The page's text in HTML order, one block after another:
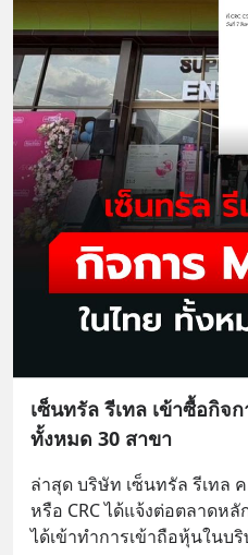
เซ็นทรัล รีเทล เข้าซื้อกิจ
ทั้งหมด 30 สาขา
ล่าสุด บริษัท เซ็นทรัล รีเทล
หรือ CRC ได้แจ้งต่อตลาดห
ได้เข้าทำการเข้าถือหุ้นในบ